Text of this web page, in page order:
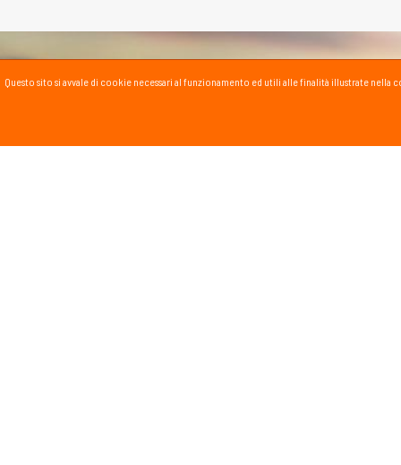
Questo sito si avvale di cookie necessari al funzionamento ed utili alle finalità illustrate